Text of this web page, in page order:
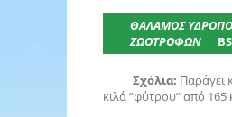
ΘΑΛΑΜΟΣ
ΖΩΟΤΡΟΦΩΝ
Σχόλια: Παράγει
κιλά “φύτρου” από 165